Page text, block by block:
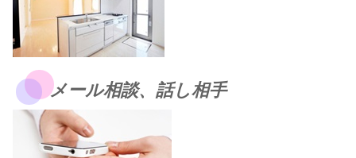
メール相談、話し相手